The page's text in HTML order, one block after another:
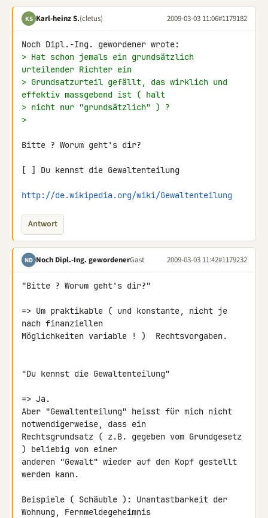
KS Karl-heinz S.(cletus) 2009-03-03 11:06#1179182
> Hat schon jemals ein grundsätzlich
urteilender Richter ein
> Grundsatzurteil gefällt, das wirklich und
effektiv massgebend ist ( halt
> nicht nur "grundsätzlich" ) ?
>
Bitte ? Worum geht's dir?
[ ] Du kennst die Gewaltenteilung
http://de.wikipedia.org/wiki/Gewaltenteilung
Antwort
ND Noch Dipl.-Ing. gewordenerGast 2009-03-03 11:42#1179232
"Bitte ? Worum geht's dir?"
=> Um praktikable ( und konstante, nicht je
nach finanziellen
Möglichkeiten variable ! )  Rechtsvorgaben.
"Du kennst die Gewaltenteilung"
=> Ja.
Aber "Gewaltenteilung" heisst für mich nicht
notwendigerweise, dass ein
Rechtsgrundsatz ( z.B. gegeben vom Grundgesetz
) beliebig von einer
anderen "Gewalt" wieder auf den Kopf gestellt
werden kann.
Beispiele ( Schäuble ): Unantastbarkeit der
Wohnung, Fernmeldegeheimnis